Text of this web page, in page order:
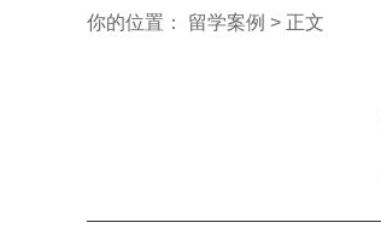
你的位置： 留学案例 > 正文